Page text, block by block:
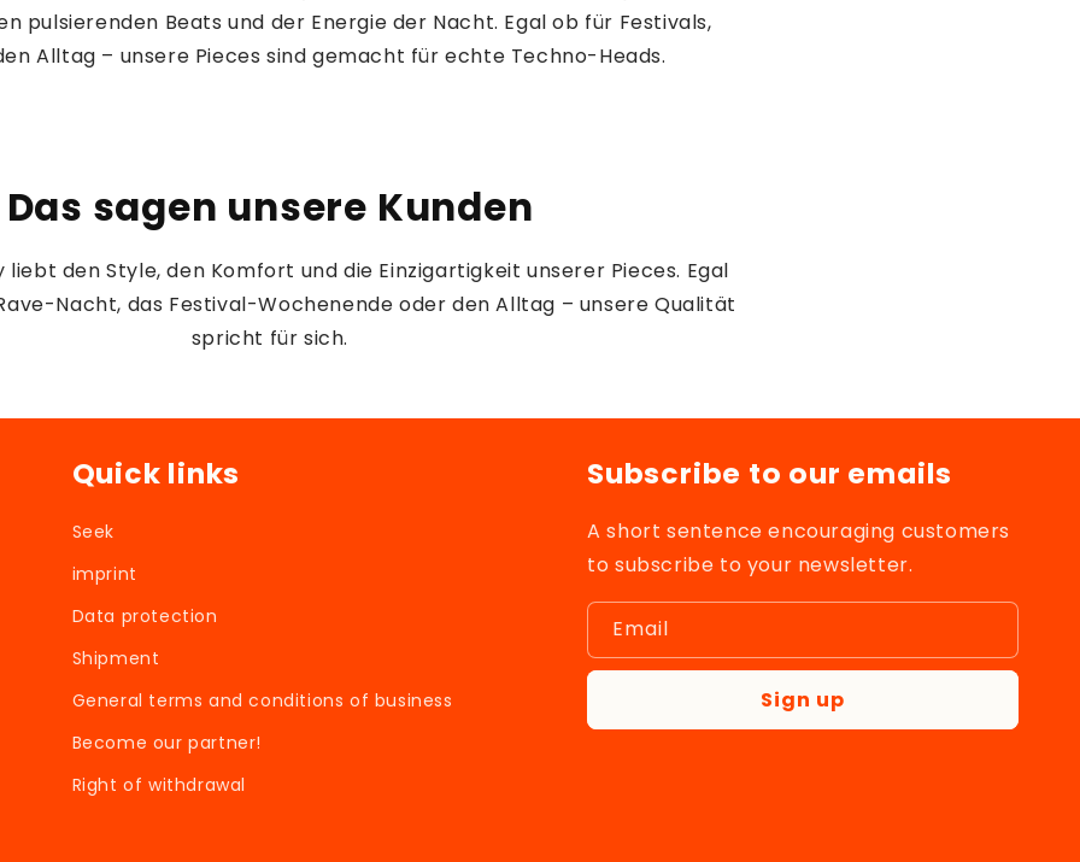
pulsierenden Beats und der Energie der Nacht. Egal ob für Festivals,
Alltag – unsere Pieces sind gemacht für echte Techno-Heads.
Das sagen unsere Kunden
liebt den Style, den Komfort und die Einzigartigkeit unserer Pieces. Egal
Nacht, das Festival-Wochenende oder den Alltag – unsere Qualität
spricht für sich.
Quick links
Seek
imprint
Data protection
Shipment
General terms and conditions of business
Become our partner!
Right of withdrawal
Subscribe to our emails
A short sentence encouraging customers
to subscribe to your newsletter.
Email
Sign up